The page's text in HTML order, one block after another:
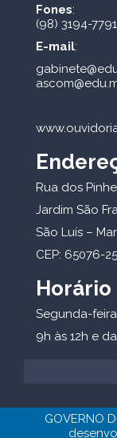
Fones:
(98) 3194-7791
E-mail:
Rua dos
Jardim São
São Luís –
CEP: 65076-
Segunda-
9h às 12h e
GOVERNO